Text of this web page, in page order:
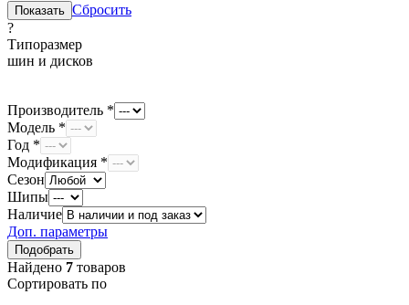
Сбросить
?
Типоразмер
шин и дисков
Производитель *
Модель *
Год *
Модификация *
Сезон
Шипы
Наличие
Доп. параметры
Найдено 7 товаров
Сортировать по